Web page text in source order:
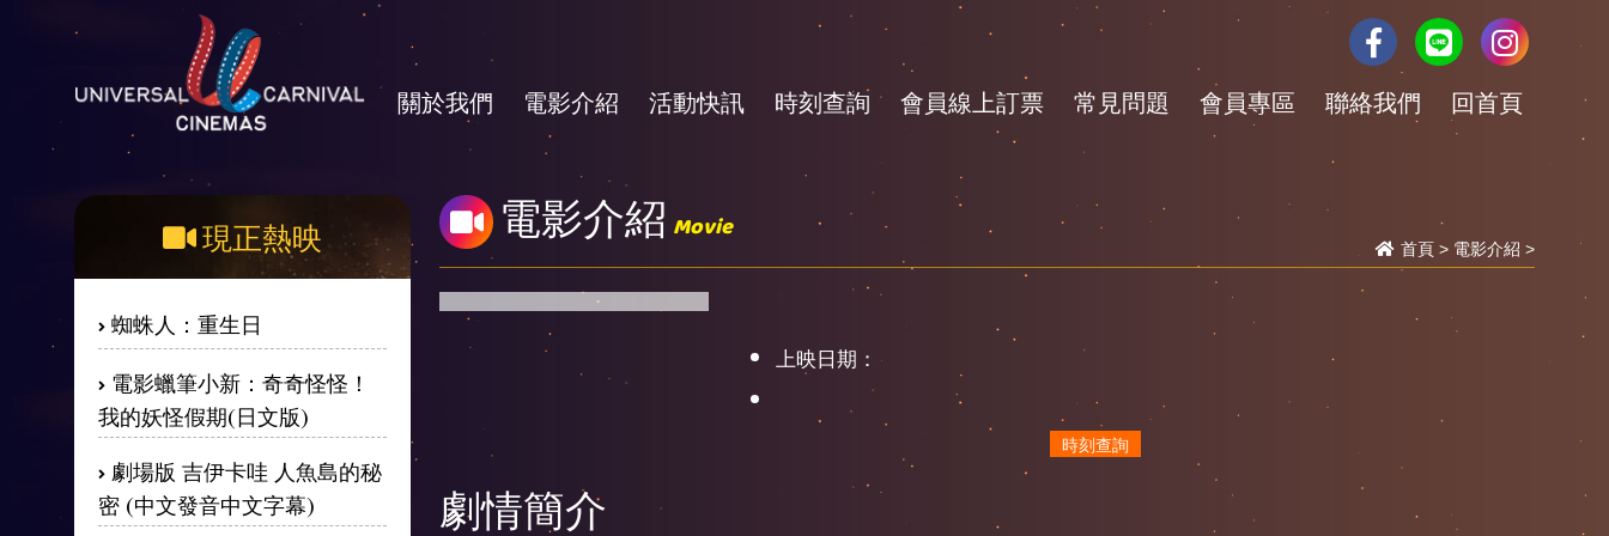
關於我們 電影介紹 活動快訊 時刻查詢 會員線上訂票 常見問題 會員專區 聯絡我們 回首頁
現正熱映
蜘蛛人：重生日
電影蠟筆小新：奇奇怪怪！
我的妖怪假期(日文版)
劇場版 吉伊卡哇 人魚島的秘
密 (中文發音中文字幕)
電影介紹 Movie
首頁 > 電影介紹 >
上映日期：
時刻查詢
劇情簡介